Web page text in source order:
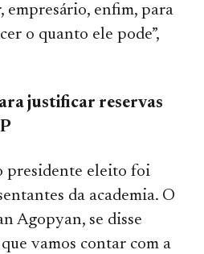
empresário, enfim, para
o quanto ele pode”,
justificar reservas
presidente eleito foi
da academia. O
Agopyan, se disse
vamos contar com a